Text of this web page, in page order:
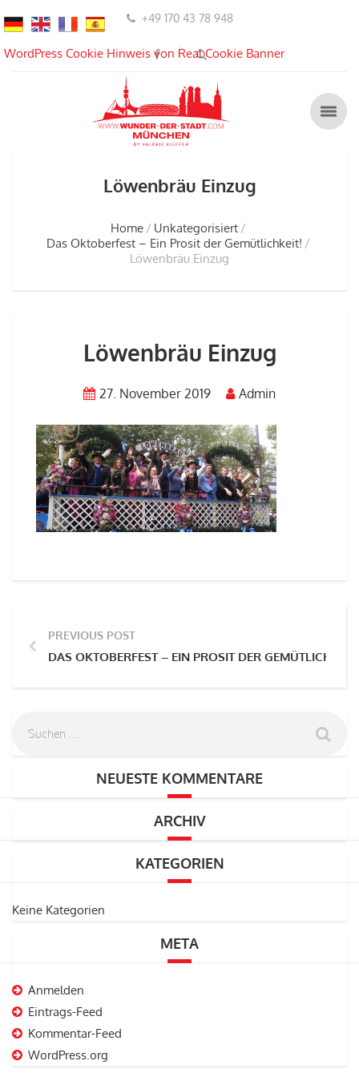
+49 170 43 78 948
Löwenbräu Einzug
Home
Unkategorisiert
Das Oktoberfest – Ein Prosit der Gemütlichkeit!
Löwenbräu Einzug
Löwenbräu Einzug
27. November 2019 Admin
PREVIOUS POST
DAS OKTOBERFEST – EIN PROSIT DER GEMÜTLICHKEIT!
NEUESTE KOMMENTARE
ARCHIV
KATEGORIEN
Keine Kategorien
META
Anmelden
Eintrags-Feed
Kommentar-Feed
WordPress.org
WordPress Cookie Hinweis von Real Cookie Banner